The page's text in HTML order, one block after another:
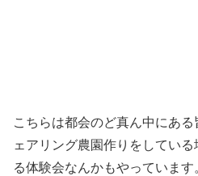
こちらは都会のど真ん中にあ
ェアリング農園作りをしてい
る体験会なんかもやっています